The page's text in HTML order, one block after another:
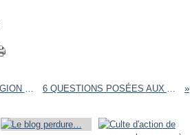
MAHI BINEBINE FAIT CHEVALIER DE LA LÉGION D'HONNEUR - MONICA MONTRE MARRAKECH À JULIETTE, SA PETITE FILLE 6 QUESTIONS POSÉES AUX ANCIENS DE MARRAKECH - QUI S'EN SOUVIENT ?